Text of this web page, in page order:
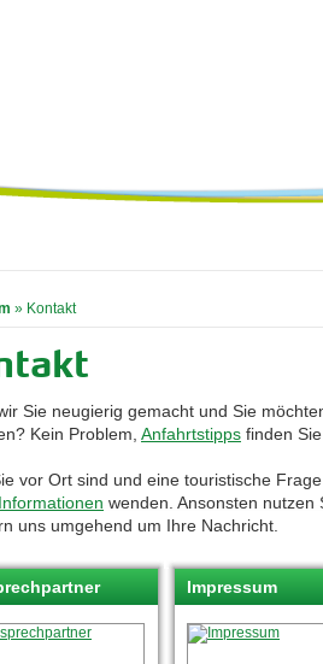
» Kontakt
Sie neugierig gemacht und Sie
Kein Problem, Anfahrtstipps finden
vor Ort sind und eine touristische
wenden. Ansonsten nutzen
uns umgehend um Ihre Nachricht.
Impressum